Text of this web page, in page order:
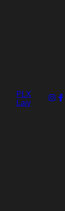
PLX
Lajv